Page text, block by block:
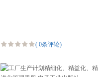
( 0条评论)